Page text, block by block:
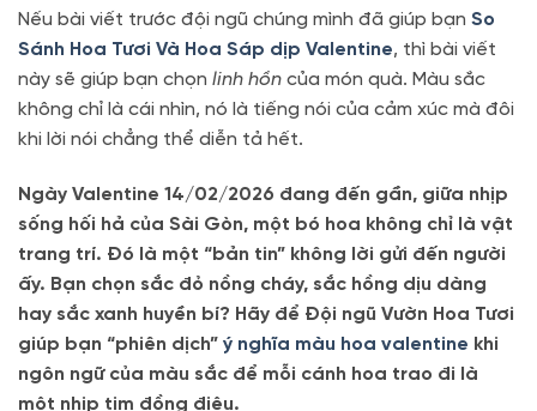
Nếu bài viết trước đội ngũ chúng mình đã giúp bạn So
Sánh Hoa Tươi Và Hoa Sáp dịp Valentine, thì bài viết
này sẽ giúp bạn chọn linh hồn của món quà. Màu sắc
không chỉ là cái nhìn, nó là tiếng nói của cảm xúc mà đôi
khi lời nói chẳng thể diễn tả hết.
Ngày Valentine 14/02/2026 đang đến gần, giữa nhịp
sống hối hả của Sài Gòn, một bó hoa không chỉ là vật
trang trí. Đó là một “bản tin” không lời gửi đến người
ấy. Bạn chọn sắc đỏ nồng cháy, sắc hồng dịu dàng
hay sắc xanh huyền bí? Hãy để Đội ngũ Vườn Hoa Tươi
giúp bạn “phiên dịch” ý nghĩa màu hoa valentine khi
ngôn ngữ của màu sắc để mỗi cánh hoa trao đi là
một nhịp tim đồng điệu.